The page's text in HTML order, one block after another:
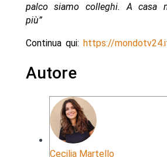
palco siamo colleghi. A casa
più”
Continua qui: https://
Autore
Cecilia Martello